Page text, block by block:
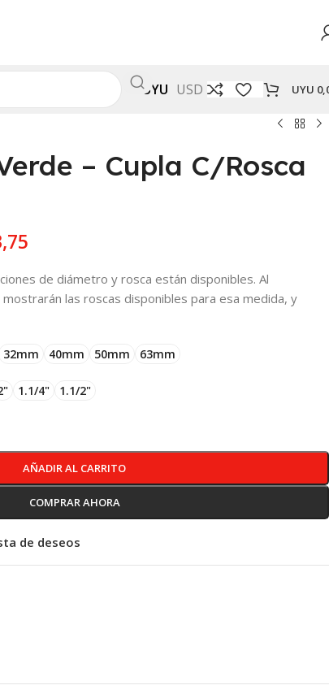
UYU USD UYU
– Cupla C/Rosca
de diámetro y rosca están disponibles. Al
las roscas disponibles para esa medida, y
32mm 40mm 50mm 63mm
1.1/4" 1.1/2"
AÑADIR AL CARRITO
COMPRAR AHORA
de deseos